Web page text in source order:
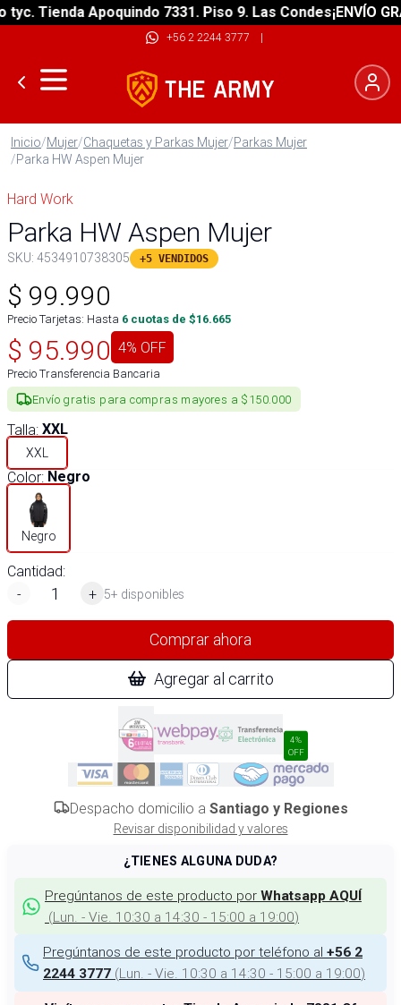
Tienda Apoquindo 7331. Piso 9. Las Condes¡ENVÍO
+56 2 2244 3777 |
Inicio/Mujer/Chaquetas y Parkas Mujer/Parkas Mujer
/Parka HW Aspen Mujer
Hard Work
Parka HW Aspen Mujer
SKU: 4534910738305 +5 VENDIDOS
$ 99.990
Precio Tarjetas: Hasta 6 cuotas de $16.665
$ 95.990 4% OFF
Precio Transferencia Bancaria
Envío gratis para compras mayores a $150.000
Talla: XXL
XXL
Color: Negro
Negro
Cantidad:
-
+ 5+ disponibles
Comprar ahora
Agregar al carrito
4%
OFF
Despacho domicilio a Santiago y Regiones
Revisar disponibilidad y valores
¿TIENES ALGUNA DUDA?
Pregúntanos de este producto por Whatsapp AQUÍ
(Lun. - Vie. 10:30 a 14:30 - 15:00 a 19:00)
Pregúntanos de este producto por teléfono al +56 2
2244 3777 (Lun. - Vie. 10:30 a 14:30 - 15:00 a 19:00)